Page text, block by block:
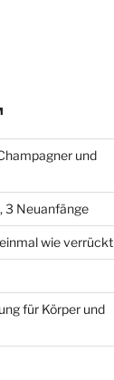
und
3 Neuanfänge
wie verrückt
für Körper und